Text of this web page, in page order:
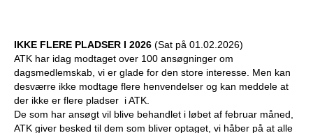
IKKE FLERE PLADSER I 2026 (Sat på 01.02.2026)
ATK har idag modtaget over 100 ansøgninger om
dagsmedlemskab, vi er glade for den store interesse. Men kan
desværre ikke modtage flere henvendelser og kan meddele at
der ikke er flere pladser i ATK.
De som har ansøgt vil blive behandlet i løbet af februar måned,
ATK giver besked til dem som bliver optaget, vi håber på at alle